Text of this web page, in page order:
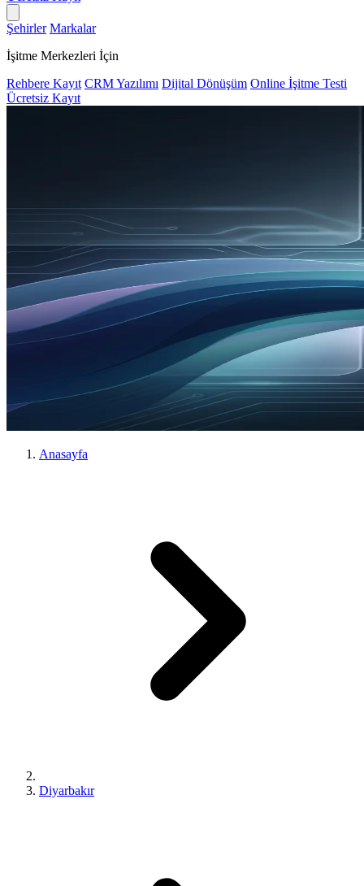
Şehirler Markalar
İşitme Merkezleri İçin
Rehbere Kayıt CRM Yazılımı Dijital Dönüşüm Online İşitme Testi
Ücretsiz Kayıt
Anasayfa
Diyarbakır